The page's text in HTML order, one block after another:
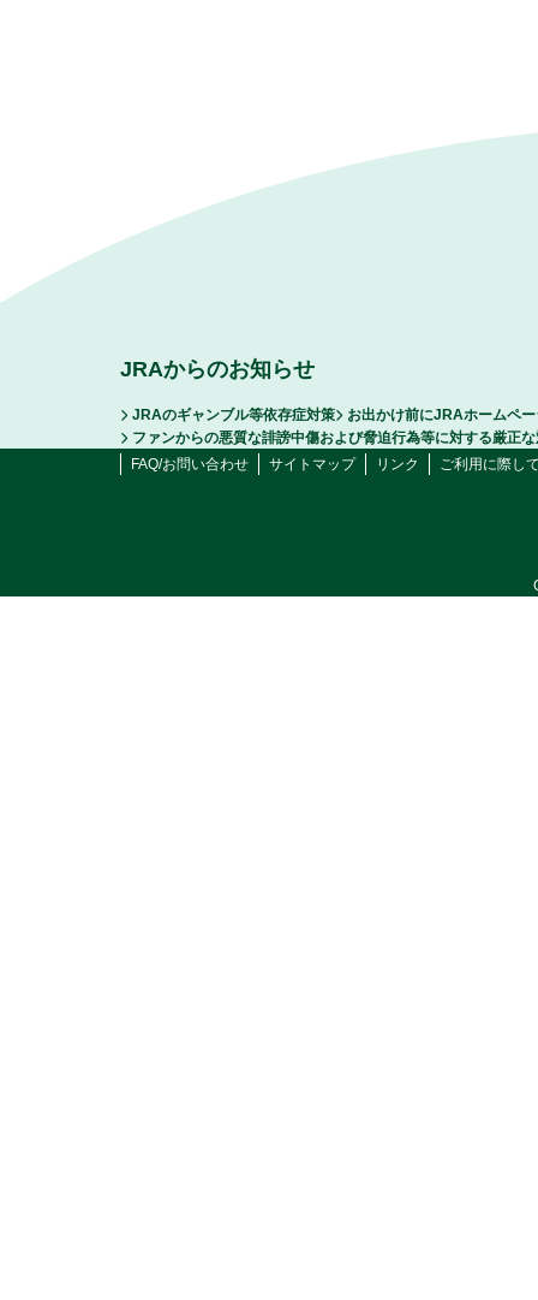
JRAからのお知らせ
JRAのギャンブル等依存症対策
お出かけ前にJRAホームペ
ファンからの悪質な誹謗中傷および脅迫行為等に対する厳正
FAQ/お問い合わせ
サイトマップ リンク ご利用に際し